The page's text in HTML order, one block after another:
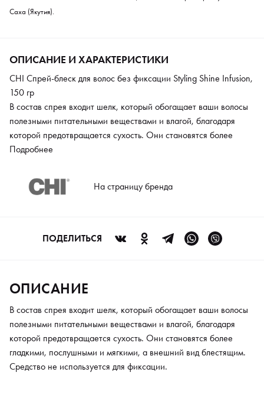
Саха (Якутия).
ОПИСАНИЕ И ХАРАКТЕРИСТИКИ
CHI Спрей-блеск для волос без фиксации Styling Shine Infusion,
150 гр
В состав спрея входит шелк, который обогащает ваши волосы
полезными питательными веществами и влагой, благодаря
которой предотвращается сухость. Они становятся более
гладкими, послушными и мягкими, а внешний вид блестящим.
Подробнее
На страницу бренда
ПОДЕЛИТЬСЯ
ОПИСАНИЕ
В состав спрея входит шелк, который обогащает ваши волосы
полезными питательными веществами и влагой, благодаря
которой предотвращается сухость. Они становятся более
гладкими, послушными и мягкими, а внешний вид блестящим.
Средство не используется для фиксации.